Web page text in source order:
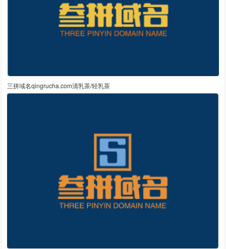
三拼域名qingrucha.com清乳茶/轻乳茶